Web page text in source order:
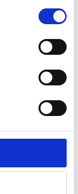
du ikke må gå